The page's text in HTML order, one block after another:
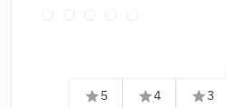
3
star
4
star
5
star